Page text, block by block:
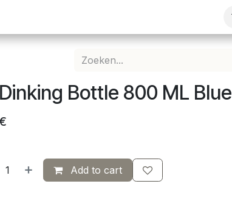
Bottle 800 ML Blue
Add to cart